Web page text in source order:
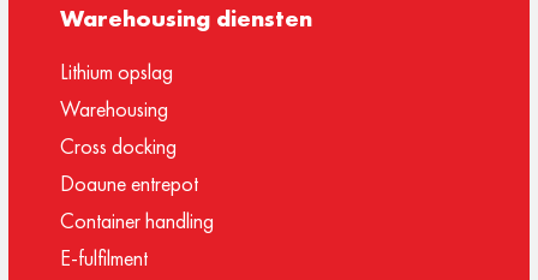
Warehousing diensten
Lithium opslag
Warehousing
Cross docking
Doaune entrepot
Container handling
E-fulfilment